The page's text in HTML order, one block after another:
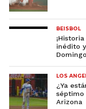
BEISBOL
inédito
LOS
¿Ya
Arizona